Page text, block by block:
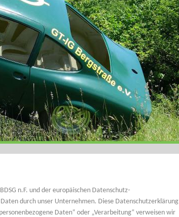
n.F. und der europäischen Datenschutz-
durch unser Unternehmen. Diese Datenschutzerklärung
Daten“ oder „Verarbeitung“ verweisen wir